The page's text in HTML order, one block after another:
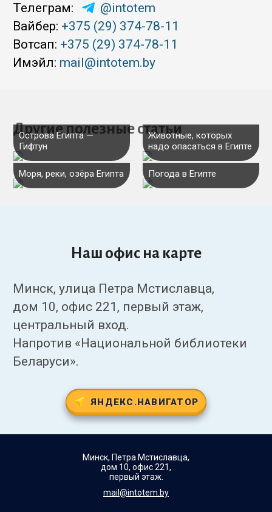
Телеграм:
@intotem
Вайбер: +375 (29) 374-78-11
Вотсап: +375 (29) 374-78-11
Имэйл: mail@intotem.by
Другие полезные статьи
Острова Египта —
Гифтун
Животные, которых
надо опасаться в Египте
Моря, реки, озёра Египта Погода в Египте
Наш офис на карте
Минск, улица Петра Мстиславца,
дом 10, офис 221, первый этаж,
центральный вход.
Напротив «Национальной библиотеки
Беларуси».
ЯНДЕКС.НАВИГАТОР
Минск, Петра Мстиславца,
дом 10, офис 221,
первый этаж.
mail@intotem.by